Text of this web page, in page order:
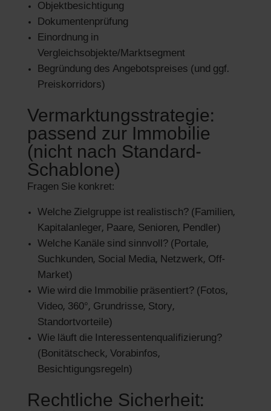
Objektbesichtigung
Dokumentenprüfung
Einordnung in
Vergleichsobjekte/Marktsegment
Begründung des Angebotspreises (und ggf.
Preiskorridors)
Vermarktungsstrategie:
passend zur Immobilie
(nicht nach Standard-
Schablone)
Fragen Sie konkret:
Welche Zielgruppe ist realistisch? (Familien,
Kapitalanleger, Paare, Senioren, Pendler)
Welche Kanäle sind sinnvoll? (Portale,
Suchkunden, Social Media, Netzwerk, Off-
Market)
Wie wird die Immobilie präsentiert? (Fotos,
Video, 360°, Grundrisse, Story,
Standortvorteile)
Wie läuft die Interessentenqualifizierung?
(Bonitätscheck, Vorabinfos,
Besichtigungsregeln)
Rechtliche Sicherheit: